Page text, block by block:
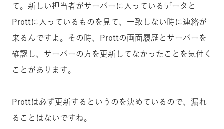
て。新しい担当者がサーバーに入っているデータと
Prottに入っているものを見て、一致しない時に連絡が
来るんですよ。その時、Prottの画面履歴とサーバーを
確認し、サーバーの方を更新してなかったことを気付く
ことがあります。
Prottは必ず更新するというのを決めているので、漏れ
ることはないですね。